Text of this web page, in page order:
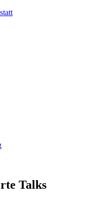
Talks